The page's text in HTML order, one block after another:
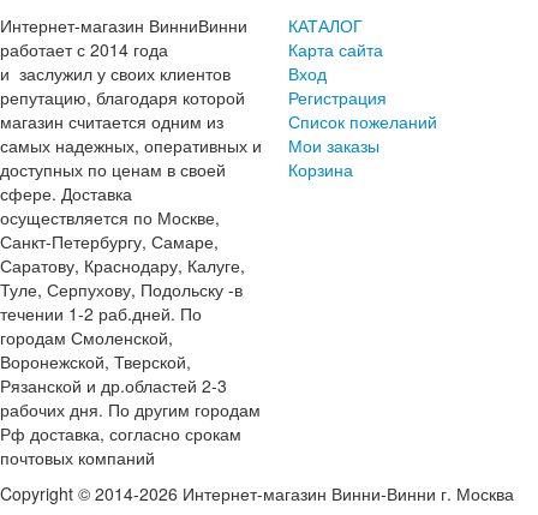
Интернет-магазин ВинниВинни
работает с 2014 года
и заслужил у своих клиентов
репутацию, благодаря которой
магазин считается одним из
самых надежных, оперативных и
доступных по ценам в своей
сфере. Доставка
осуществляется по Москве,
Санкт-Петербургу, Самаре,
Саратову, Краснодару, Калуге,
Туле, Серпухову, Подольску -в
течении 1-2 раб.дней. По
городам Смоленской,
Воронежской, Тверской,
Рязанской и др.областей 2-3
рабочих дня. По другим городам
Рф доставка, согласно срокам
почтовых компаний
КАТАЛОГ
Карта сайта
Вход
Регистрация
Список пожеланий
Мои заказы
Корзина
Copyright © 2014-2026 Интернет-магазин Винни-Винни г. Москва